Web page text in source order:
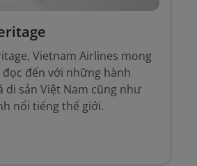
Vietnam Airlines mong
đến với những hành
di sản Việt Nam cũng như
nổi tiếng thế giới.